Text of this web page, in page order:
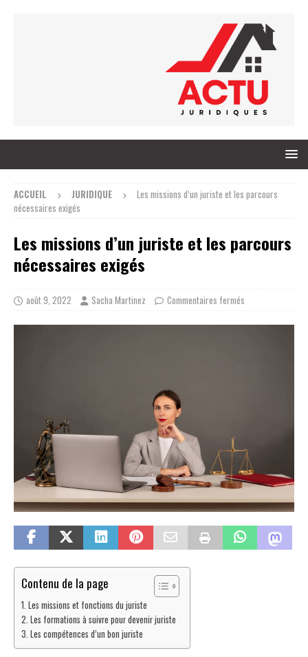
ACCUEIL JURIDIQUE
Les missions d’un juriste et les parcours
nécessaires exigés
Les missions d’un juriste et les parcours
nécessaires exigés
août 9, 2022 Sacha Martinez Commentaires fermés
Contenu de la page
Les missions et fonctions du juriste
Les formations à suivre pour devenir juriste
Les compétences d’un bon juriste